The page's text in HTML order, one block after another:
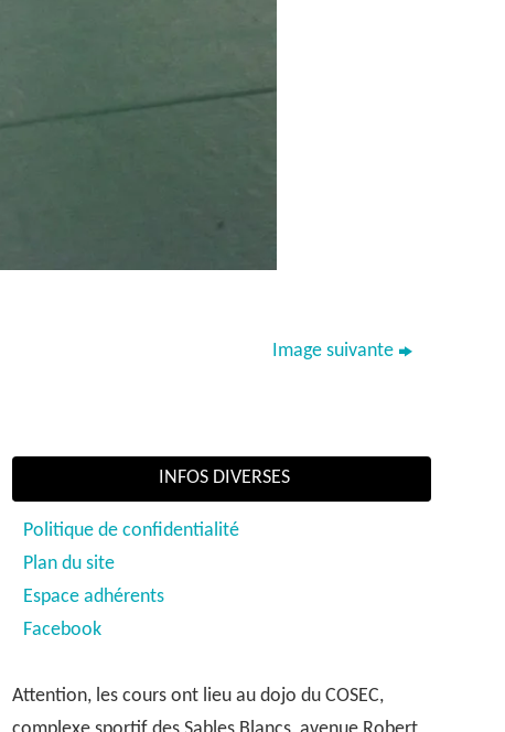
Image suivante
INFOS DIVERSES
Politique de confidentialité
Plan du site
Espace adhérents
Facebook
Attention, les cours ont lieu au dojo du COSEC,